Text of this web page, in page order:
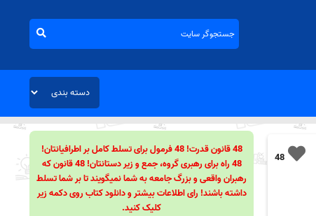
48
48 قانون قدرت! 48 فرمول برای تسلط کامل بر اطرافیانتان!
48 راه برای رهبری گروه، جمع و زیر دستانتان! 48 قانون که
رهبران واقعی و بزرگ جامعه به شما نمیگویند تا بر شما تسلط
داشته باشند! رای اطلاعات بیشتر و دانلود کتاب روی دکمه زیر
کلیک کنید.